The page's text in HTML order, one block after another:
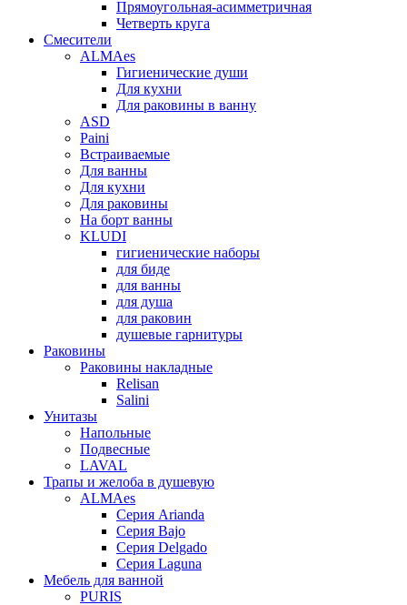
Прямоугольная-асимметричная
Четверть круга
Смесители
ALMAes
Гигиенические души
Для кухни
Для раковины в ванну
ASD
Paini
Встраиваемые
Для ванны
Для кухни
Для раковины
На борт ванны
KLUDI
гигиенические наборы
для биде
для ванны
для душа
для раковин
душевые гарнитуры
Раковины
Раковины накладные
Relisan
Salini
Унитазы
Напольные
Подвесные
LAVAL
Трапы и желоба в душевую
ALMAes
Серия Arianda
Серия Bajo
Серия Delgado
Серия Laguna
Мебель для ванной
PURIS